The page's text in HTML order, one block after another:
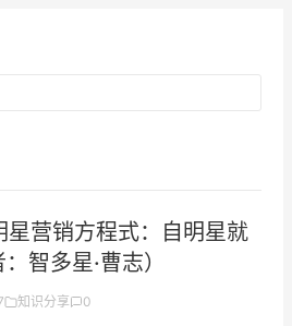
星营销方程式：自明星就
智多星·曹志）
知识分享 0